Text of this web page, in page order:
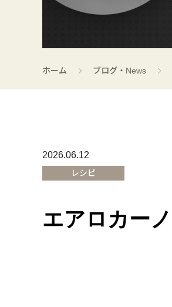
ホーム ブログ・News
2026.06.12
レシピ
エアロカーノ